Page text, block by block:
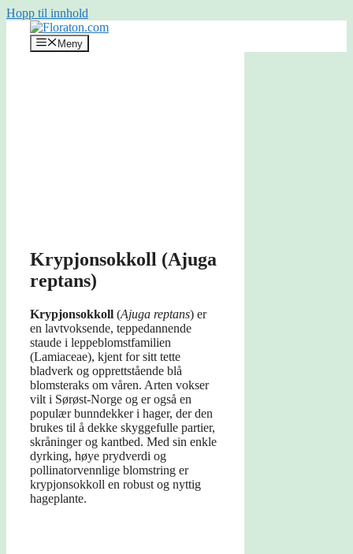
Hopp til innhold
Meny
Krypjonsokkoll (Ajuga
reptans)
Krypjonsokkoll (Ajuga reptans) er
en lavtvoksende, teppedannende
staude i leppeblomstfamilien
(Lamiaceae), kjent for sitt tette
bladverk og opprettstående blå
blomsteraks om våren. Arten vokser
vilt i Sørøst-Norge og er også en
populær bunndekker i hager, der den
brukes til å dekke skyggefulle partier,
skråninger og kantbed. Med sin enkle
dyrking, høye prydverdi og
pollinatorvennlige blomstring er
krypjonsokkoll en robust og nyttig
hageplante.